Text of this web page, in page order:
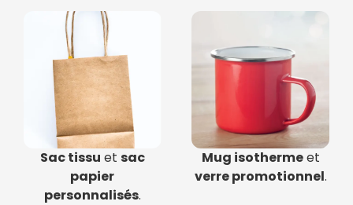
Sac tissu et sac
papier
personnalisés.
Mug isothermeet
verre promotionnel.